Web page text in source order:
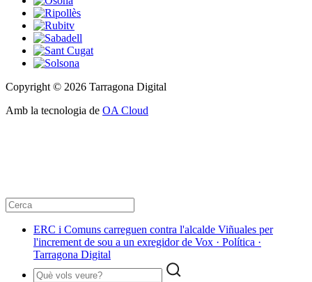
Copyright © 2026 Tarragona Digital
Amb la tecnologia de OA Cloud
ERC i Comuns carreguen contra l'alcalde Viñuales per
l'increment de sou a un exregidor de Vox · Política ·
Tarragona Digital